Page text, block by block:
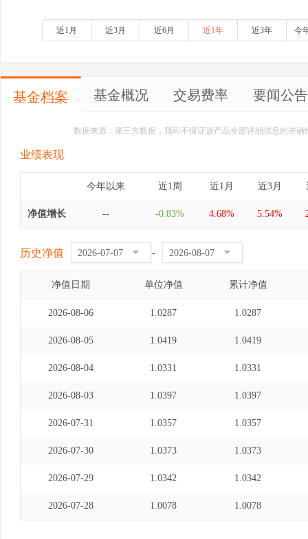
近1月 近3月 近6月 近1年 近3年 今
基金档案 基金概况 交易费率 要闻公告
数据来源：第三方数据，我司不保证该产品全部详细信息的准
业绩表现
今年以来 近1周 近1月 近3月
净值增长 -- -0.83% 4.68% 5.54%
历史净值 -
净值日期 单位净值 累计净值
2026-08-06 1.0287 1.0287
2026-08-05 1.0419 1.0419
2026-08-04 1.0331 1.0331
2026-08-03 1.0397 1.0397
2026-07-31 1.0357 1.0357
2026-07-30 1.0373 1.0373
2026-07-29 1.0342 1.0342
2026-07-28 1.0078 1.0078